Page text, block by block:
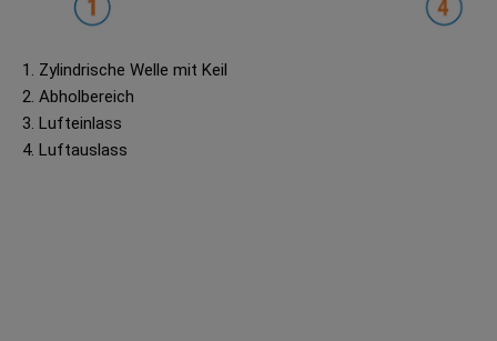
1. Zylindrische Welle mit Keil
2. Abholbereich
3. Lufteinlass
4. Luftauslass